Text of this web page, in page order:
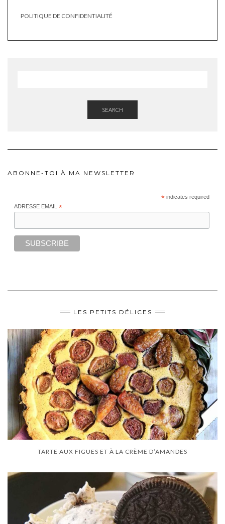
POLITIQUE DE CONFIDENTIALITÉ
SEARCH
ABONNE-TOI À MA NEWSLETTER
*indicates required
ADRESSE EMAIL *
LES PETITS DÉLICES
TARTE AUX FIGUES ET À LA CRÈME D’AMANDES